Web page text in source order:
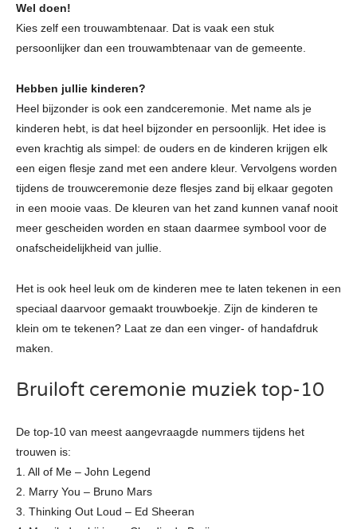
Wel doen!
Kies zelf een trouwambtenaar. Dat is vaak een stuk
persoonlijker dan een trouwambtenaar van de gemeente.
Hebben jullie kinderen?
Heel bijzonder is ook een zandceremonie. Met name als je
kinderen hebt, is dat heel bijzonder en persoonlijk. Het idee is
even krachtig als simpel: de ouders en de kinderen krijgen elk
een eigen flesje zand met een andere kleur. Vervolgens worden
tijdens de trouwceremonie deze flesjes zand bij elkaar gegoten
in een mooie vaas. De kleuren van het zand kunnen vanaf nooit
meer gescheiden worden en staan daarmee symbool voor de
onafscheidelijkheid van jullie.
Het is ook heel leuk om de kinderen mee te laten tekenen in een
speciaal daarvoor gemaakt trouwboekje. Zijn de kinderen te
klein om te tekenen? Laat ze dan een vinger- of handafdruk
maken.
Bruiloft ceremonie muziek top-10
De top-10 van meest aangevraagde nummers tijdens het
trouwen is:
1. All of Me – John Legend
2. Marry You – Bruno Mars
3. Thinking Out Loud – Ed Sheeran